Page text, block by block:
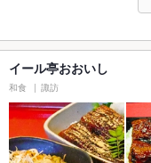
イール亭おおいし
和食 諏訪